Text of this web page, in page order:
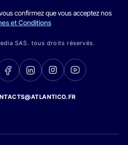
confirmez que vous acceptez nos
et Conditions
SAS. tous droits réservés.